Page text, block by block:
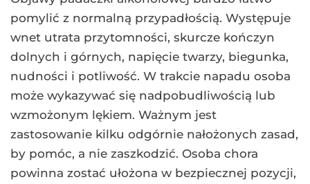
pomylić z normalną przypadłością. Występuje
wnet utrata przytomności, skurcze kończyn
dolnych i górnych, napięcie twarzy, biegunka,
nudności i potliwość. W trakcie napadu osoba
może wykazywać się nadpobudliwością lub
wzmożonym lękiem. Ważnym jest
zastosowanie kilku odgórnie nałożonych zasad,
by pomóc, a nie zaszkodzić. Osoba chora
powinna zostać ułożona w bezpiecznej pozycji,